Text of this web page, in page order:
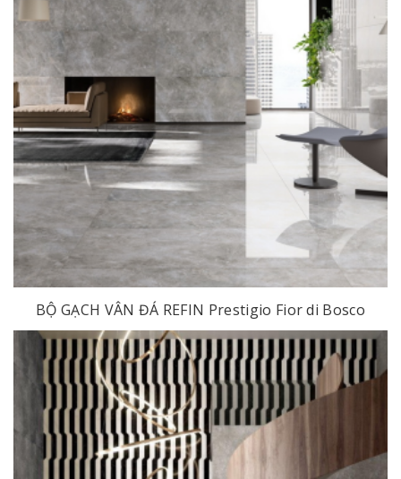
BỘ GẠCH VÂN ĐÁ REFIN Prestigio Fior di Bosco